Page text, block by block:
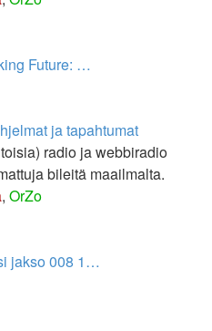
Future: …
ja tapahtumat
radio ja webbiradio
bileitä maailmalta.
, OrZo
jakso 008 1…